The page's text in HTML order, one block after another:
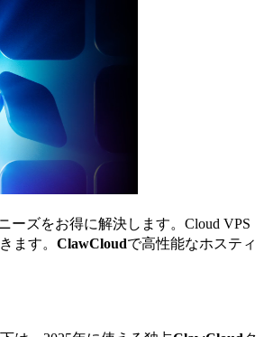
ーズをお得に解決します。Cloud VPS
ます。 ClawCloudで高性能なホスティ